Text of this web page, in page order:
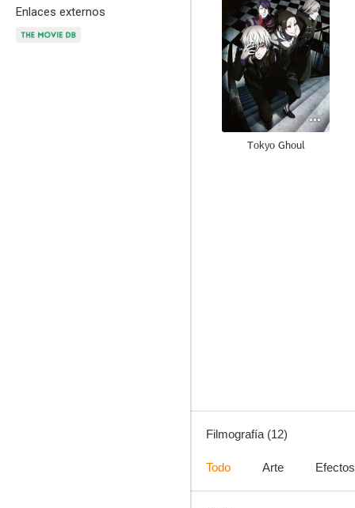
Enlaces externos
Tokyo Ghoul
Filmografía (12)
Todo Arte